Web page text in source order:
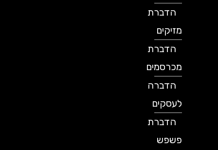
הדברת
מזיקים
הדברת
מכרסמים
הדברה
לעסקים
הדברת
פשפש